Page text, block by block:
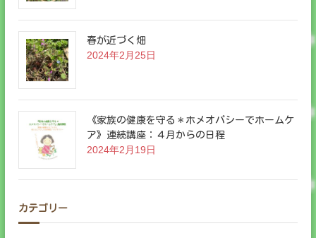
春が近づく畑
2024年2月25日
《家族の健康を守る＊ホメオパシーでホームケ
ア》連続講座：４月からの日程
2024年2月19日
カテゴリー